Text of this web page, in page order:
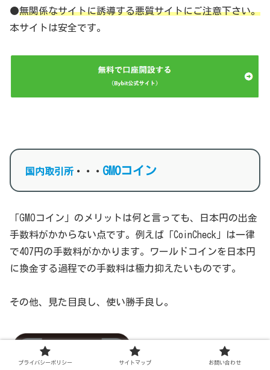
●無関係なサイトに誘導する悪質サイトにご注意下さい。
本サイトは安全です。
国内取引所 ・・・ GMOコイン
「GMOコイン」のメリットは何と言っても、日本円の出金
手数料がかからない点です。例えば「CoinCheck」は一律
で407円の手数料がかかります。ワールドコインを日本円
に換金する過程での手数料は極力抑えたいものです。
その他、見た目良し、使い勝手良し。
プライバシーポリシー サイトマップ お問い合わせ